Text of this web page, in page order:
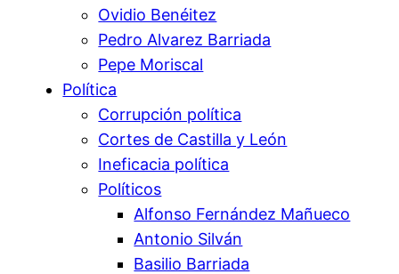
Ovidio Benéitez
Pedro Alvarez Barriada
Pepe Moriscal
Política
Corrupción política
Cortes de Castilla y León
Ineficacia política
Políticos
Alfonso Fernández Mañueco
Antonio Silván
Basilio Barriada